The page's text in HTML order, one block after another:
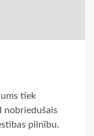
tiek
nobriedušais
pilnību.